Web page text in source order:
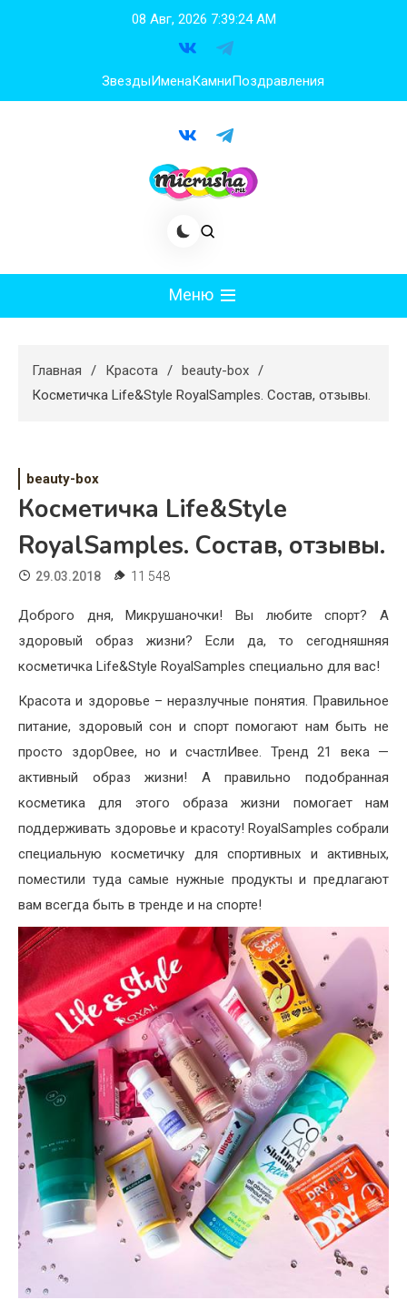
08 Авг, 2026 7:39:26 AM
ЗвездыИменаКамниПоздравления
Меню
Худеем
Свадьба
Жизнь
Хобби
Красота
Главная Красота
beauty-box
Косметичка Life&Style RoyalSamples. Состав, отзывы.
beauty-box
Косметичка Life&Style
RoyalSamples. Состав, отзывы.
29.03.2018 11 548
Доброго дня, Микрушаночки! Вы любите спорт? А
здоровый образ жизни? Если да, то сегодняшняя
косметичка Life&Style RoyalSamples специально для вас!
Красота и здоровье – неразлучные понятия. Правильное
питание, здоровый сон и спорт помогают нам быть не
просто здорОвее, но и счастлИвее. Тренд 21 века —
активный образ жизни! А правильно подобранная
косметика для этого образа жизни помогает нам
поддерживать здоровье и красоту! RoyalSamples собрали
специальную косметичку для спортивных и активных,
поместили туда самые нужные продукты и предлагают
вам всегда быть в тренде и на спорте!